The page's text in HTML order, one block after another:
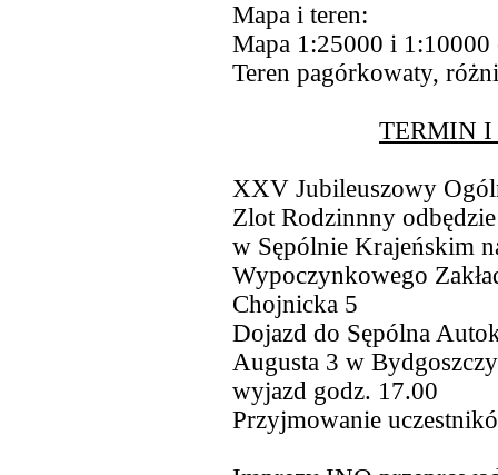
Mapa i teren:
Mapa 1:25000 i 1:10000
Teren pagórkowaty,
TERMIN I
XXV Jubileuszowy
Zlot Rodzinnny
w Sępólnie Krajeńskim
Wypoczynkowego
Chojnicka 5
Dojazd do Sępólna
Augusta 3 w
wyjazd godz. 17.00
Przyjmowanie